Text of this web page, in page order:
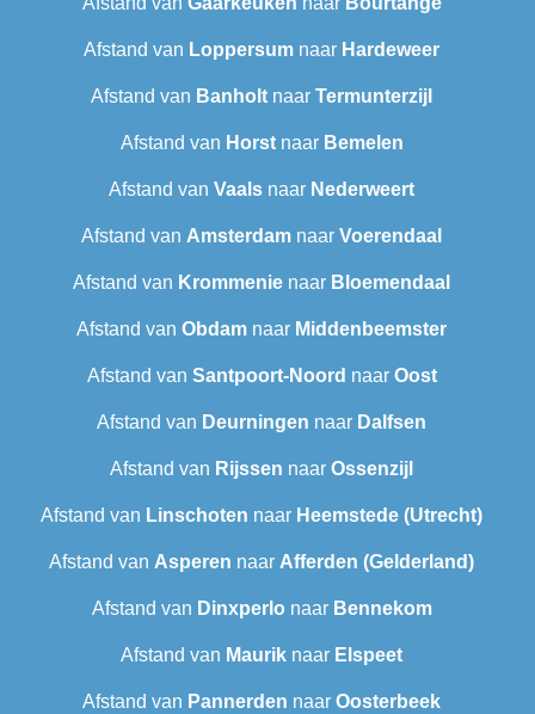
Afstand van Loppersum naar Hardeweer
Afstand van Banholt naar Termunterzijl
Afstand van Horstnaar Bemelen
Afstand van Vaals naar Nederweert
Afstand van Amsterdam naar Voerendaal
Afstand van Krommenie naar Bloemendaal
Afstand van Obdam naar Middenbeemster
Afstand van Santpoort-Noord naar Oost
Afstand van Deurningen naar Dalfsen
Afstand van Rijssen naar Ossenzijl
Afstand van Linschoten naar Heemstede (Utrecht)
Afstand van Asperen naar Afferden (Gelderland)
Afstand van Dinxperlo naar Bennekom
Afstand van Maurik naar Elspeet
Afstand van Pannerden naar Oosterbeek